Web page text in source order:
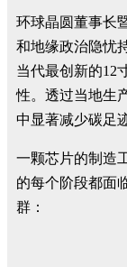
环球晶圆董事长
和地缘政治隐忧
当代最创新的12
性。透过当地生
中显著减少碳足
一颗芯片的制造
的每个阶段都面
群：